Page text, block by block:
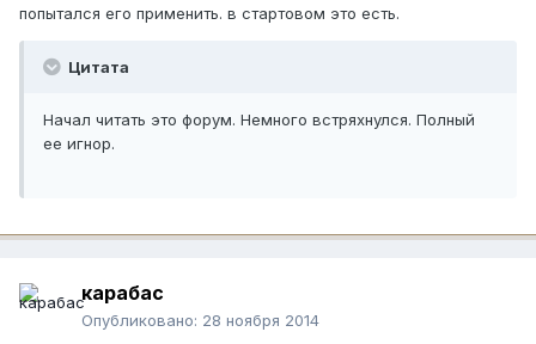
попытался его применить. в стартовом это есть.
Цитата
Начал читать это форум. Немного встряхнулся. Полный
ее игнор.
карабас
Опубликовано: 28 ноября 2014